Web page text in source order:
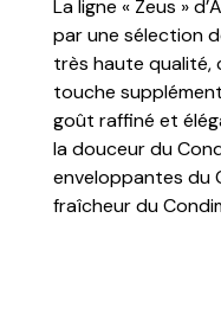
La ligne « Zeus »
par une sélection
très haute qualité,
touche
goût raffiné et
la douceur du
enveloppantes du
fraîcheur du